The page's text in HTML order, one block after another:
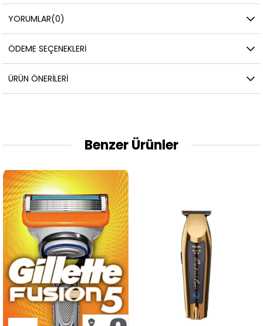
YORUMLAR(0)
ÖDEME SEÇENEKLERI
ÜRÜN ÖNERILERI
Benzer Ürünler